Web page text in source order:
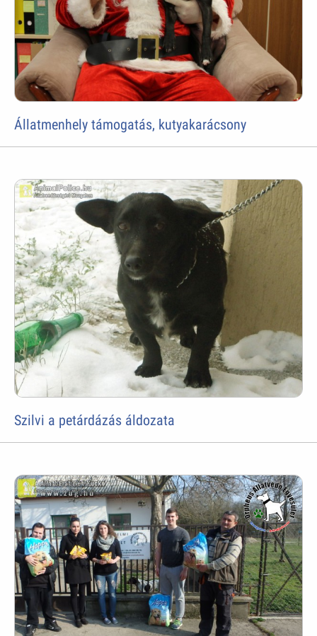
Állatmenhely támogatás, kutyakarácsony
Szilvi a petárdázás áldozata